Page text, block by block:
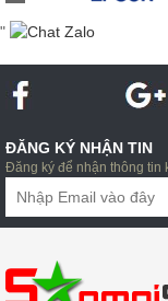
"
ĐĂNG KÝ NHẬN TIN
Đăng ký để nhận thông tin